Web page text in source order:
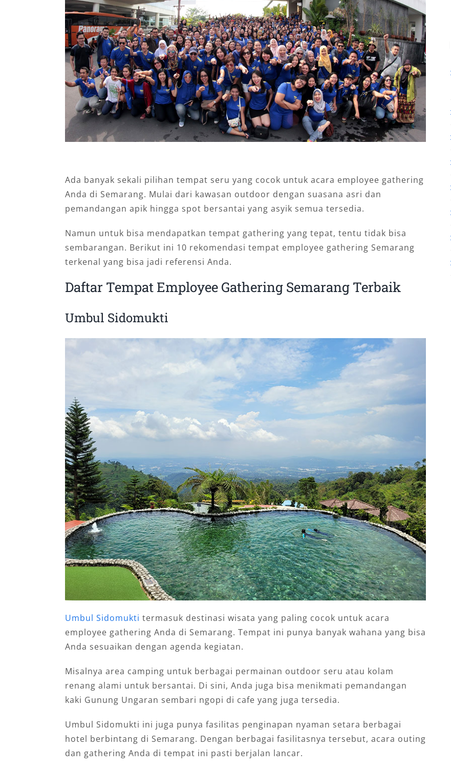
Ada banyak sekali pilihan tempat seru yang cocok untuk acara employee gathering
Anda di Semarang. Mulai dari kawasan outdoor dengan suasana asri dan
pemandangan apik hingga spot bersantai yang asyik semua tersedia.
Namun untuk bisa mendapatkan tempat gathering yang tepat, tentu tidak bisa
sembarangan. Berikut ini 10 rekomendasi tempat employee gathering Semarang
terkenal yang bisa jadi referensi Anda.
Daftar Tempat Employee Gathering Semarang Terbaik
Umbul Sidomukti
Umbul Sidomukti termasuk destinasi wisata yang paling cocok untuk acara
employee gathering Anda di Semarang. Tempat ini punya banyak wahana yang bisa
Anda sesuaikan dengan agenda kegiatan.
Misalnya area camping untuk berbagai permainan outdoor seru atau kolam
renang alami untuk bersantai. Di sini, Anda juga bisa menikmati pemandangan
kaki Gunung Ungaran sembari ngopi di cafe yang juga tersedia.
Umbul Sidomukti ini juga punya fasilitas penginapan nyaman setara berbagai
hotel berbintang di Semarang. Dengan berbagai fasilitasnya tersebut, acara outing
dan gathering Anda di tempat ini pasti berjalan lancar.